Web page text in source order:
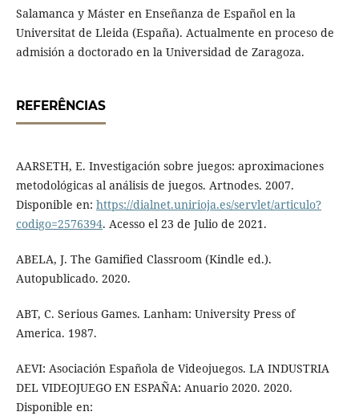
Salamanca y Máster en Enseñanza de Español en la
Universitat de Lleida (España). Actualmente en proceso de
admisión a doctorado en la Universidad de Zaragoza.
REFERÊNCIAS
AARSETH, E. Investigación sobre juegos: aproximaciones
metodológicas al análisis de juegos. Artnodes. 2007.
Disponible en: https://dialnet.unirioja.es/servlet/articulo?
codigo=2576394. Acesso el 23 de Julio de 2021.
ABELA, J. The Gamified Classroom (Kindle ed.).
Autopublicado. 2020.
ABT, C. Serious Games. Lanham: University Press of
America. 1987.
AEVI: Asociación Española de Videojuegos. LA INDUSTRIA
DEL VIDEOJUEGO EN ESPAÑA: Anuario 2020. 2020.
Disponible en: